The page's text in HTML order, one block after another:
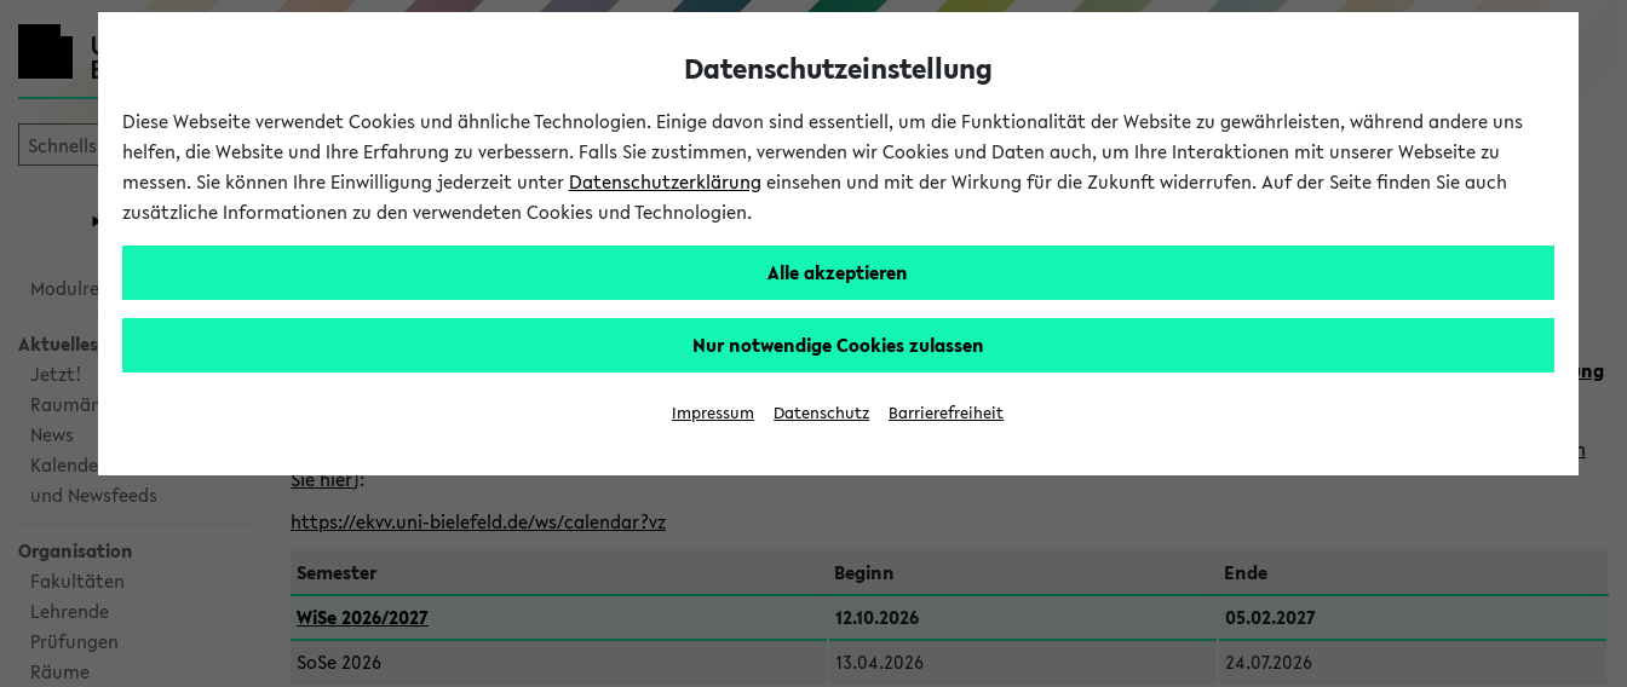
eKVV
Universität Forschung Studium
eKVV
Modulrecherche
Aktuelles
Jetzt!
Raumänderungen
News
Kalenderintegration
und Newsfeeds
Organisation
Fakultäten
Lehrende
Prüfungen
Räume
Alle veröffentlichten Semester im eKVV
Klicken Sie auf das Semester, welches Sie für Ihre Sitzung auswählen möchten. Bitte beachten Sie auch die weiteren Termine imKalender der Lehrplanung
finden
Sie hier):
https://ekvv.uni-bielefeld.de/ws/calendar?vz
Semester
Beginn
Ende
WiSe 2026/2027
12.10.2026
05.02.2027
SoSe 2026
13.04.2026
24.07.2026
Datenschutzeinstellung
Diese Webseite verwendet Cookies und ähnliche Technologien. Einige davon sind essentiell, um die Funktionalität der Website zu gewährleisten, während andere uns
helfen, die Website und Ihre Erfahrung zu verbessern. Falls Sie zustimmen, verwenden wir Cookies und Daten auch, um Ihre Interaktionen mit unserer Webseite zu
messen. Sie können Ihre Einwilligung jederzeit unter Datenschutzerklärung einsehen und mit der Wirkung für die Zukunft widerrufen. Auf der Seite finden Sie auch
zusätzliche Informationen zu den verwendeten Cookies und Technologien.
Alle akzeptieren
Nur notwendige Cookies zulassen
Impressum Datenschutz Barrierefreiheit